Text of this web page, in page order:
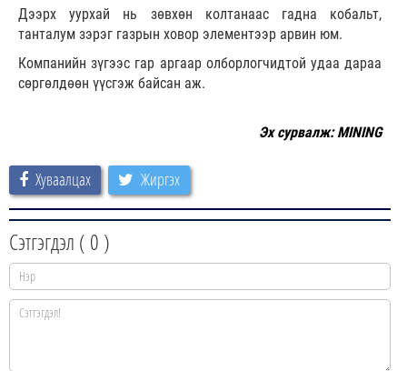
Дээрх уурхай нь зөвхөн колтанаас гадна кобальт,
танталум зэрэг газрын ховор элементээр арвин юм.
Компанийн зүгээс гар аргаар олборлогчидтой удаа дараа
сөргөлдөөн үүсгэж байсан аж.
Эх сурвалж: MINING
Хуваалцах Жиргэх
Сэтгэгдэл ( 0 )